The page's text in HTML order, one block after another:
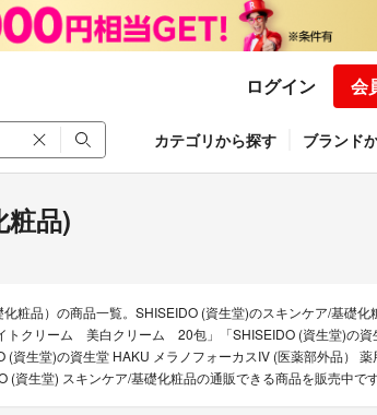
ログイン 会
カテゴリから探す ブランド
粧品)
粧品）の商品一覧。SHISEIDO (資生堂)のスキンケア/基礎化
トクリーム 美白クリーム 20包」「SHISEIDO (資生堂)の資
生堂)の資生堂 HAKU メラノフォーカスIV (医薬部外品） 薬
生堂) スキンケア/基礎化粧品の通販できる商品を販売中です